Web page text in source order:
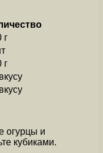
г
г
огурцы и
кубиками.